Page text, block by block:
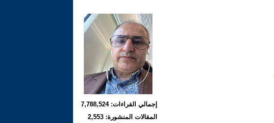
إجمالي القراءات: 7,788,524
المقالات المنشورة: 2,553